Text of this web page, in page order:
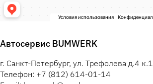
Автосервис BUMWERK
г. Санкт-Петербург, ул. Трефолева д.4 к.1
Телефон: +7 (812) 614-01-14